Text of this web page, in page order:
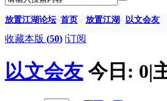
放置江湖论坛»首页 › 放置江湖 › 以文会友
收藏本版 (50) |订阅
以文会友 今日: 0|